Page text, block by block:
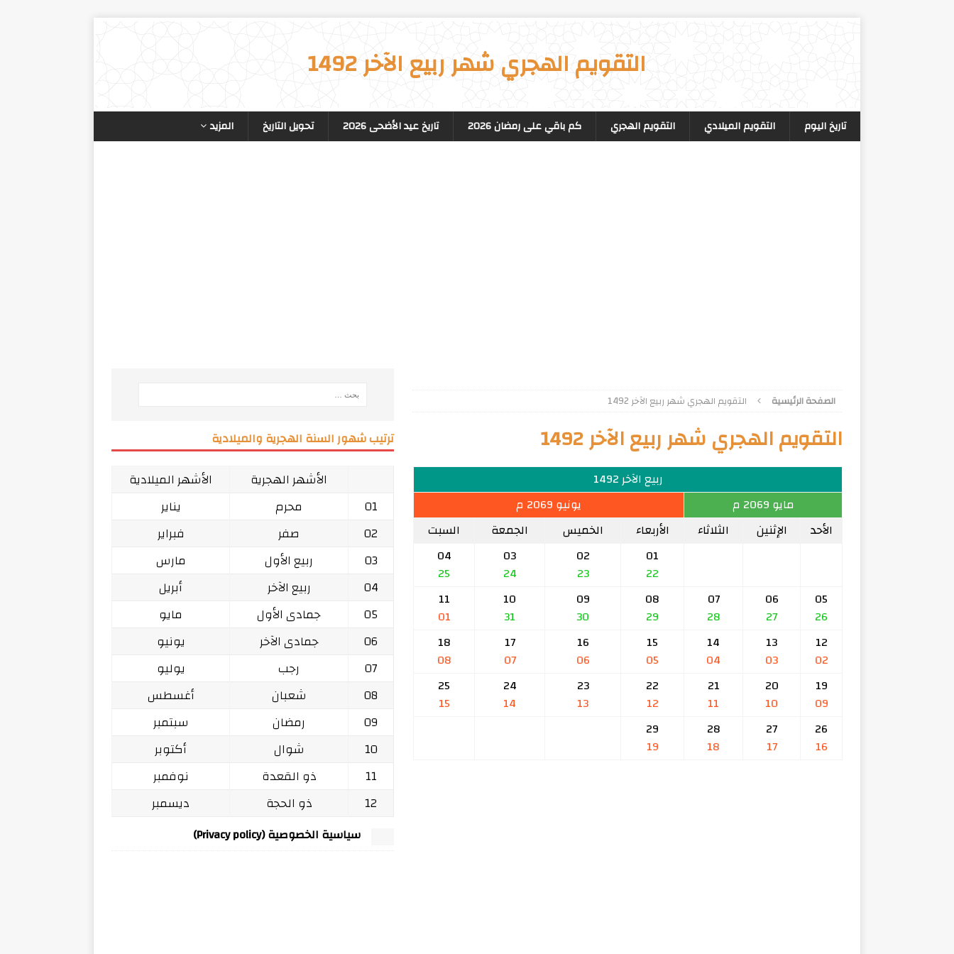
التقويم الهجري شهر ربيع الآخر 1492
تاريخ اليوم التقويم الميلادي التقويم الهجري كم باقي على رمضان 2026 تاريخ عيد الأضحى 2026 تحويل التاريخ المزيد
الصفحة الرئيسية التقويم الهجري شهر ربيع الآخر 1492
التقويم الهجري شهر ربيع الآخر 1492
ربيع الآخر 1492
مايو 2069 م
يونيو 2069 م
الأحد
الإثنين الثلاثاء الأربعاء الخميس الجمعة
السبت
01
22
02
23
03
24
04
25
05
26
06
27
07
28
08
29
09
30
10
31
11
01
12
02
13
03
14
04
15
05
16
06
17
07
18
08
19
09
20
10
21
11
22
12
23
13
24
14
25
15
26
16
27
17
28
18
29
19
ترتيب شهور السنة الهجرية والميلادية
الأشهر الهجرية
الأشهر الميلادية
01
محرم
يناير
02
صفر
فبراير
03
ربيع الأول
مارس
04
ربيع الآخر
أبريل
05
جمادى الأول
مايو
06
جمادى الآخر
يونيو
07
رجب
يوليو
08
شعبان
أغسطس
09
رمضان
سبتمبر
10
شوال
أكتوبر
11
ذو القعدة
نوفمبر
12
ذو الحجة ديسمبر
سياسية الخصوصية (Privacy policy)